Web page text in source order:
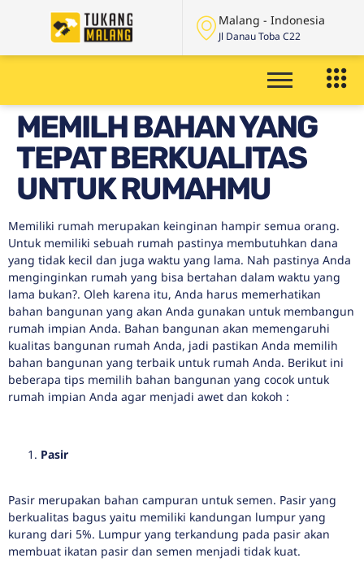
Malang - Indonesia
Jl Danau Toba C22
MEMILH BAHAN YANG
TEPAT BERKUALITAS
UNTUK RUMAHMU
Memiliki rumah merupakan keinginan hampir semua orang.
Untuk memiliki sebuah rumah pastinya membutuhkan dana
yang tidak kecil dan juga waktu yang lama. Nah pastinya Anda
menginginkan rumah yang bisa bertahan dalam waktu yang
lama bukan?. Oleh karena itu, Anda harus memerhatikan
bahan bangunan yang akan Anda gunakan untuk membangun
rumah impian Anda. Bahan bangunan akan memengaruhi
kualitas bangunan rumah Anda, jadi pastikan Anda memilih
bahan bangunan yang terbaik untuk rumah Anda. Berikut ini
beberapa tips memilih bahan bangunan yang cocok untuk
rumah impian Anda agar menjadi awet dan kokoh :
Pasir
Pasir merupakan bahan campuran untuk semen. Pasir yang
berkualitas bagus yaitu memiliki kandungan lumpur yang
kurang dari 5%. Lumpur yang terkandung pada pasir akan
membuat ikatan pasir dan semen menjadi tidak kuat.